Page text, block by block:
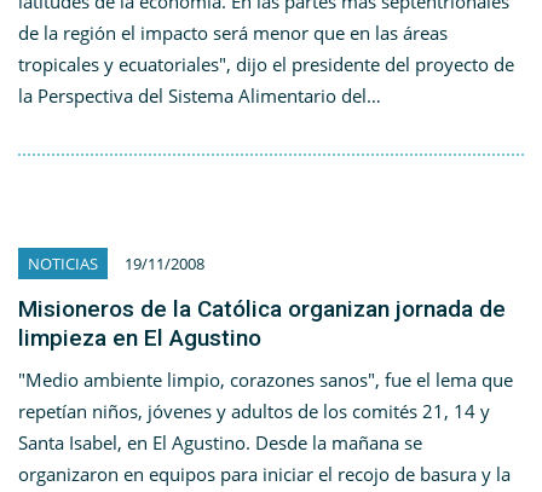
de la región el impacto será menor que en las áreas
tropicales y ecuatoriales", dijo el presidente del proyecto de
la Perspectiva del Sistema Alimentario del…
NOTICIAS 19/11/2008
Misioneros de la Católica organizan jornada de
limpieza en El Agustino
"Medio ambiente limpio, corazones sanos", fue el lema que
repetían niños, jóvenes y adultos de los comités 21, 14 y
Santa Isabel, en El Agustino. Desde la mañana se
organizaron en equipos para iniciar el recojo de basura y la